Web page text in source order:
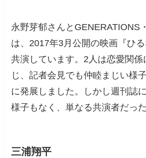
永野芽郁さんとGENERATIONS
は、2017年3月公開の映画『ひ
共演しています。2人は恋愛関係
じ、記者会見でも仲睦まじい様
に発展しました。しかし週刊誌
様子もなく、単なる共演者だっ
三浦翔平